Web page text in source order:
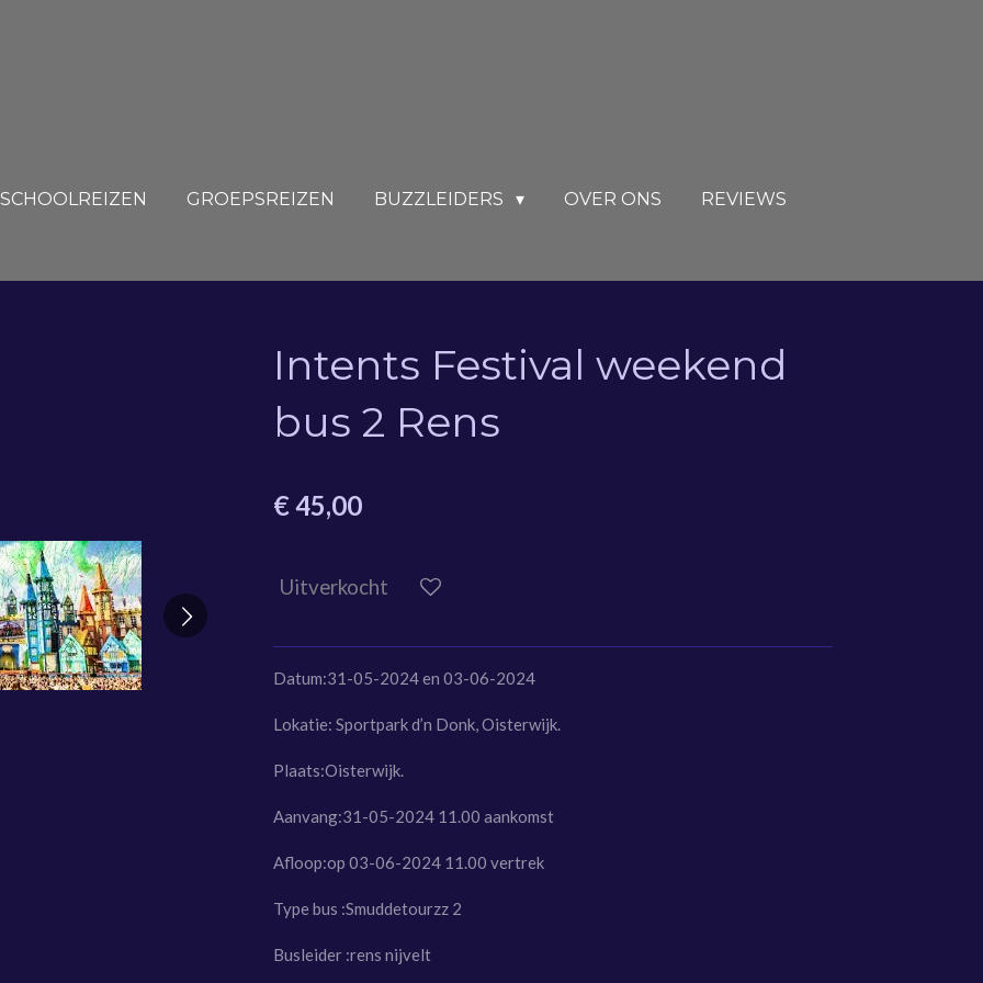
SCHOOLREIZEN GROEPSREIZEN BUZZLEIDERS OVER ONS REVIEWS
Intents Festival weekend
bus 2 Rens
€ 45,00
Uitverkocht
Datum:31-05-2024 en 03-06-2024
Lokatie: Sportpark d’n Donk, Oisterwijk.
Plaats:Oisterwijk.
Aanvang:31-05-2024 11.00 aankomst
Afloop:op 03-06-2024 11.00 vertrek
Type bus :Smuddetourzz 2
Busleider :rens nijvelt